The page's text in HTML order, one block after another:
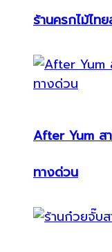
ร้านครกไม้ไท
After Yum ส
ทางด่วน